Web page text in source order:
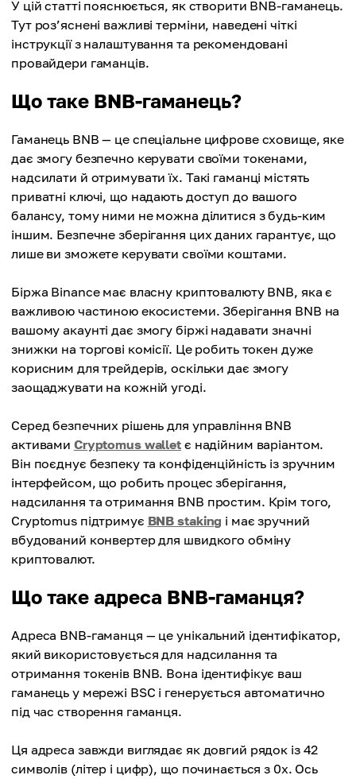
У цій статті пояснюється, як створити BNB-гаманець.
Тут роз’яснені важливі терміни, наведені чіткі
інструкції з налаштування та рекомендовані
провайдери гаманців.
Що таке BNB-гаманець?
Гаманець BNB — це спеціальне цифрове сховище, яке
дає змогу безпечно керувати своїми токенами,
надсилати й отримувати їх. Такі гаманці містять
приватні ключі, що надають доступ до вашого
балансу, тому ними не можна ділитися з будь-ким
іншим. Безпечне зберігання цих даних гарантує, що
лише ви зможете керувати своїми коштами.
Біржа Binance має власну криптовалюту BNB, яка є
важливою частиною екосистеми. Зберігання BNB на
вашому акаунті дає змогу біржі надавати значні
знижки на торгові комісії. Це робить токен дуже
корисним для трейдерів, оскільки дає змогу
заощаджувати на кожній угоді.
Серед безпечних рішень для управління BNB
активами Cryptomus wallet є надійним варіантом.
Він поєднує безпеку та конфіденційність із зручним
інтерфейсом, що робить процес зберігання,
надсилання та отримання BNB простим. Крім того,
Cryptomus підтримує BNB staking і має зручний
вбудований конвертер для швидкого обміну
криптовалют.
Що таке адреса BNB-гаманця?
Адреса BNB-гаманця — це унікальний ідентифікатор,
який використовується для надсилання та
отримання токенів BNB. Вона ідентифікує ваш
гаманець у мережі BSC і генерується автоматично
під час створення гаманця.
Ця адреса завжди виглядає як довгий рядок із 42
символів (літер і цифр), що починається з 0x. Ось